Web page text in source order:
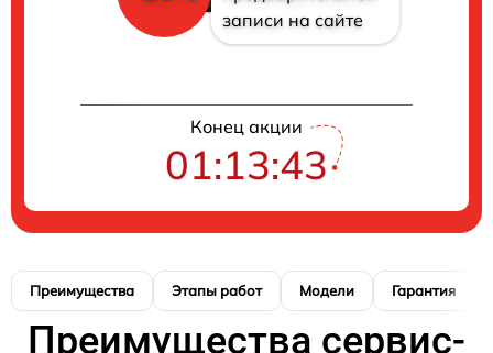
записи на сайте
Конец акции
01:13:42
Преимущества Этапы работ Модели Гарантия
Преимущества сервис-